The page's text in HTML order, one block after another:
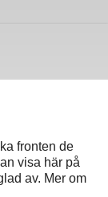
fronten de
visa här på
av. Mer om